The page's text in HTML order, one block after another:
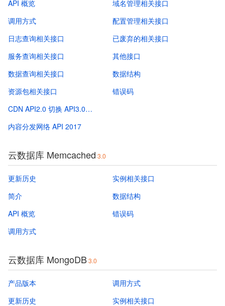
API 概览
调用方式
域名管理相关接口
配置管理相关接口
日志查询相关接口
服务查询相关接口
数据查询相关接口
资源包相关接口
已废弃的相关接口
其他接口
数据结构
错误码
CDN API2.0 切换 API3.0 指引
内容分发网络 API 2017
云数据库 Memcached 3.0
更新历史
简介
API 概览
调用方式
实例相关接口
数据结构
错误码
云数据库 MongoDB3.0
产品版本
更新历史
调用方式
实例相关接口